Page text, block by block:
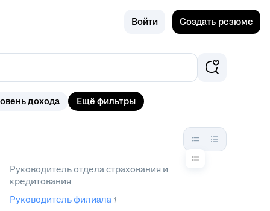
Войти Создать резюме
дохода Ещё фильтры
Руководитель отдела страхования и
кредитования
Руководитель филиала 1